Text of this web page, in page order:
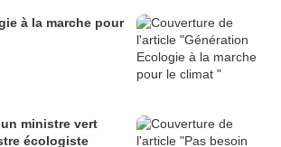
à la marche pour
ministre vert
écologiste